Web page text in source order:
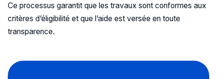
Ce processus garantit que les travaux sont conformes aux
critères d’éligibilité et que l’aide est versée en toute
transparence.